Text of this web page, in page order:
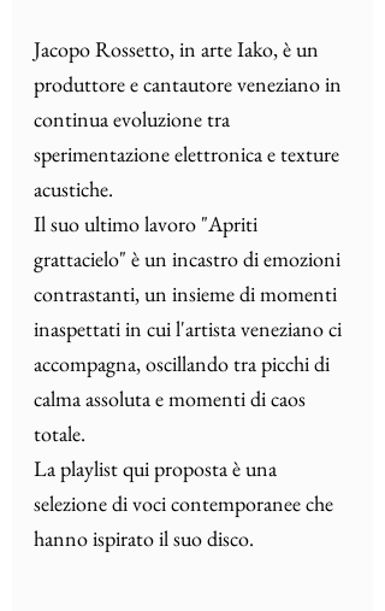
Jacopo Rossetto, in arte Iako, è un
produttore e cantautore veneziano in
continua evoluzione tra
sperimentazione elettronica e texture
acustiche.
Il suo ultimo lavoro "Apriti
grattacielo" è un incastro di emozioni
contrastanti, un insieme di momenti
inaspettati in cui l'artista veneziano ci
accompagna, oscillando tra picchi di
calma assoluta e momenti di caos
totale.
La playlist qui proposta è una
selezione di voci contemporanee che
hanno ispirato il suo disco.